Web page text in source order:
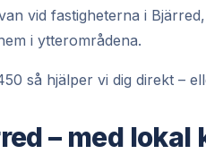
vid fastigheterna i
i ytterområdena.
så hjälper vi dig direkt –
– med lokal